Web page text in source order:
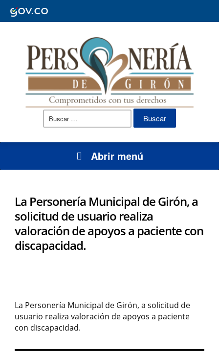
Buscar:
Abrir menú
La Personería Municipal de Girón, a
solicitud de usuario realiza
valoración de apoyos a paciente con
discapacidad.
La Personería Municipal de Girón, a solicitud de
usuario realiza valoración de apoyos a paciente
con discapacidad.